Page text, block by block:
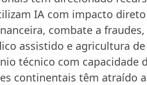
IA com impacto
combate a
assistido e agricultura
técnico com capacidade
continentais têm atraído